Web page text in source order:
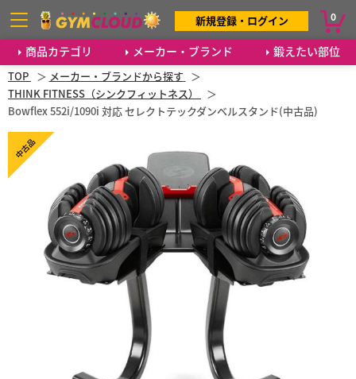
商品カテゴリ メーカー・ブランド 鍛えたい部位
新規登録・ログイン 0
TOP
メーカー・ブランドから探す
THINK FITNESS（シンクフィットネス）
Bowflex 552i/1090i 対応 セレクトテックダンベルスタンド(中古品)
中古品